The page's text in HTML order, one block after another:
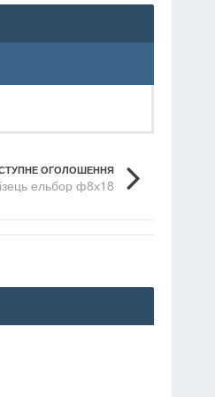
ОГОЛОШЕННЯ
ельбор ф8х18